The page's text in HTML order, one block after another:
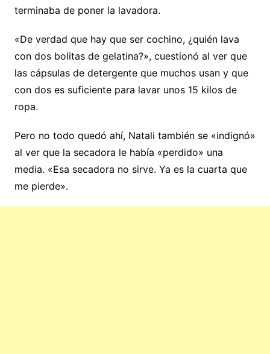
terminaba de poner la lavadora.
«De verdad que hay que ser cochino, ¿quién lava
con dos bolitas de gelatina?», cuestionó al ver que
las cápsulas de detergente que muchos usan y que
con dos es suficiente para lavar unos 15 kilos de
ropa.
Pero no todo quedó ahí, Natali también se «indignó»
al ver que la secadora le había «perdido» una
media. «Esa secadora no sirve. Ya es la cuarta que
me pierde».